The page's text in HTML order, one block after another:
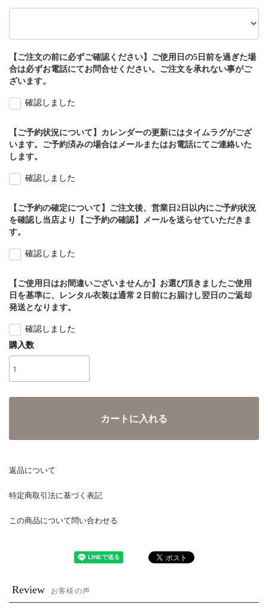
【ご注文の前に必ずご確認ください】ご使用日の5日前を過ぎた場
合は必ずお電話にてお問合せください。ご注文を承れない事がご
ざいます。
確認しました
【ご予約状況について】カレンダーの更新にはタイムラグがござ
います。ご予約済みの場合はメールまたはお電話にてご連絡いた
します。
確認しました
【ご予約の確定について】ご注文後、営業日2日以内にご予約状況
を確認し当店より【ご予約の確認】メールを送らせていただきま
す。
確認しました
【ご使用日はお間違いございませんか】お選び頂きましたご使用
日を基準に、レンタル衣装は通常２日前にお届けし翌日のご返却
発送となります。
確認しました
購入数
カートに入れる
返品について
特定商取引法に基づく表記
この商品について問い合わせる
Review お客様の声